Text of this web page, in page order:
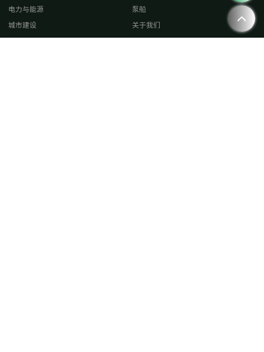
电力与能源
城市建设
泵船
关于我们